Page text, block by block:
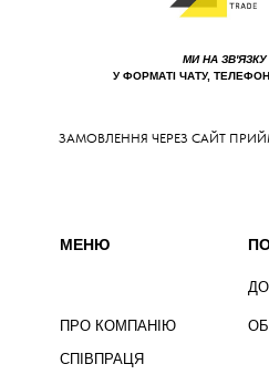
ПРО КОМПАНІЮ
СПІВПРАЦЯ
МИ НА ЗВ'ЯЗКУ
У ФОРМАТІ ЧАТУ,
МЕНЮ
ЗАМОВЛЕННЯ ЧЕРЕЗ САЙТ